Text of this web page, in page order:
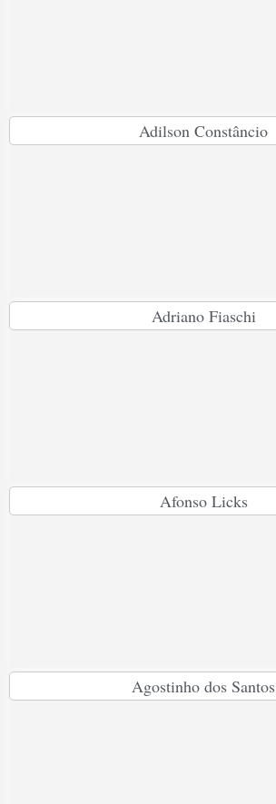
Adilson Constâncio
Adriano Fiaschi
Afonso Licks
Agostinho dos Santos